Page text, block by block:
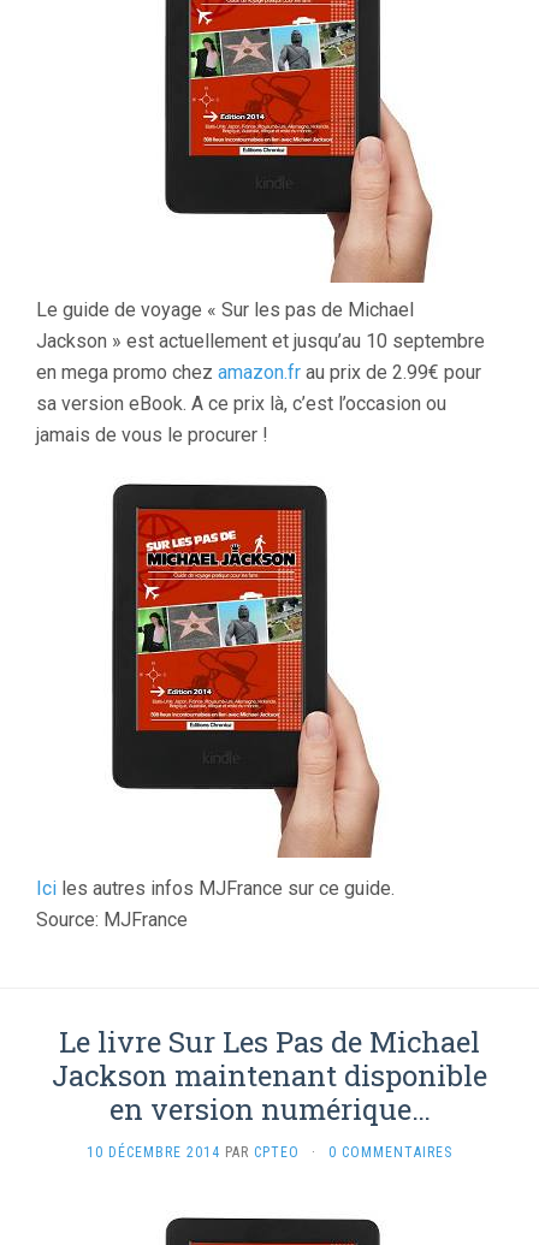
Le guide de voyage « Sur les pas de Michael
Jackson » est actuellement et jusqu’au 10 septembre
en mega promo chez amazon.fr au prix de 2.99€ pour
sa version eBook. A ce prix là, c’est l’occasion ou
jamais de vous le procurer !
Ici les autres infos MJFrance sur ce guide.
Source: MJFrance
Le livre Sur Les Pas de Michael
Jackson maintenant disponible
en version numérique…
10 DÉCEMBRE 2014 PAR CPTEO · 0 COMMENTAIRES